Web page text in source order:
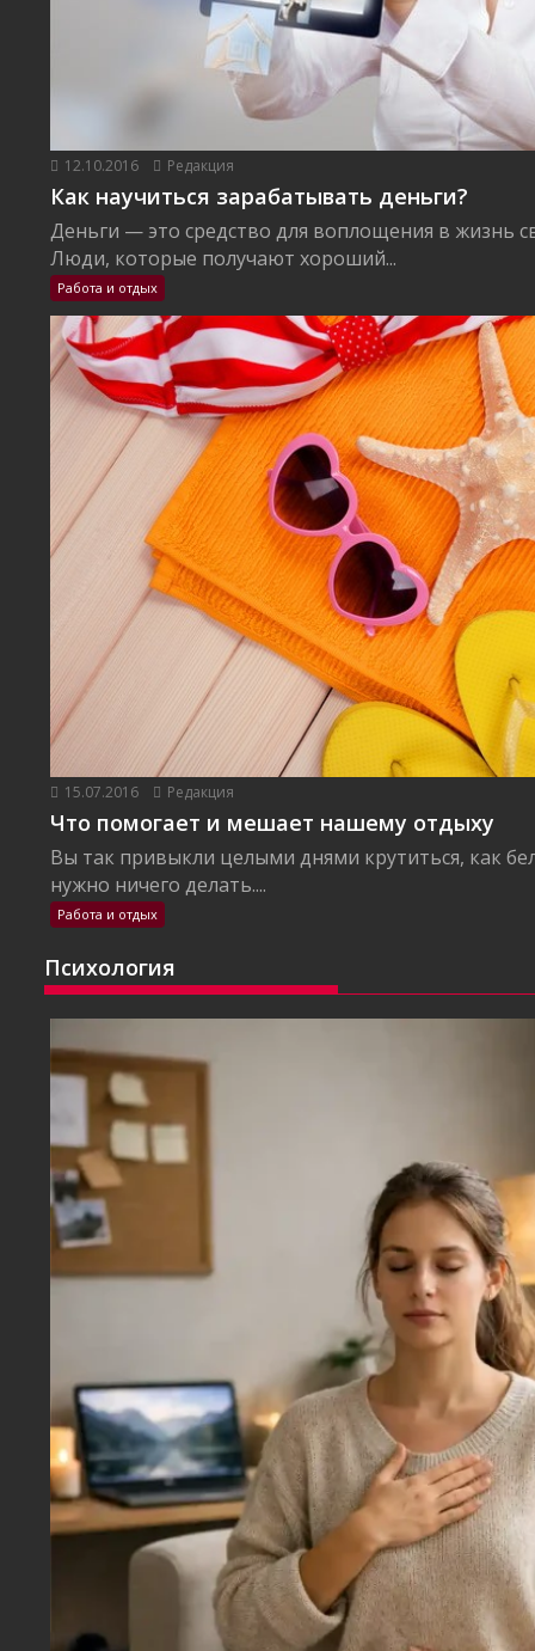
12.10.2016 Редакция
Как научиться зарабатывать деньги?
Деньги — это средство для воплощения в жизнь
Люди, которые получают хороший...
Работа и отдых
15.07.2016 Редакция
Что помогает и мешает нашему отдыху
Вы так привыкли целыми днями крутиться, как
нужно ничего делать....
Работа и отдых
Психология